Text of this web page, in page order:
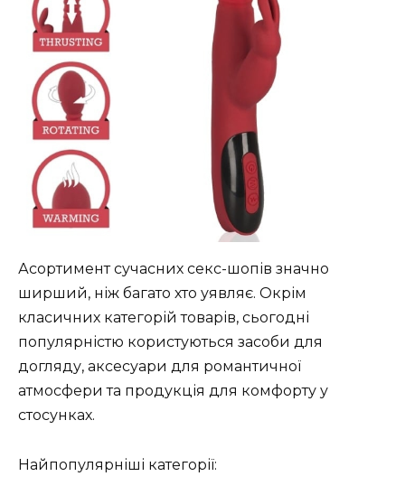
Асортимент сучасних секс-шопів значно
ширший, ніж багато хто уявляє. Окрім
класичних категорій товарів, сьогодні
популярністю користуються засоби для
догляду, аксесуари для романтичної
атмосфери та продукція для комфорту у
стосунках.
Найпопулярніші категорії: